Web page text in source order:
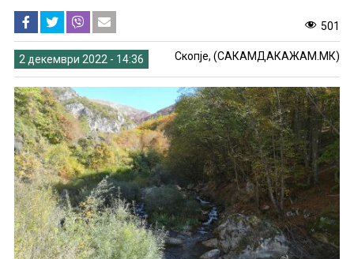
501
2 декември 2022 - 14:36 Скопје, (САКАМДАКАЖАМ.МК)